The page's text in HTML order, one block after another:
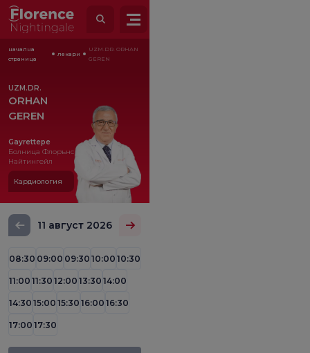
начална
страница
лекари
UZM.DR. ORHAN
GEREN
UZM.DR.
ORHAN
GEREN
Gayrettepe
Болница Флорънс
Найтингейл
Кардиология
11 август 2026
08:30 09:00 09:30 10:00 10:30
11:00 11:30 12:00 13:30 14:00
14:30 15:00 15:30 16:00 16:30
17:00 17:30